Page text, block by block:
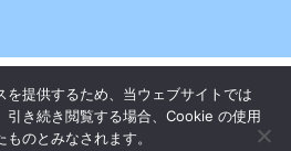
テクニカルトレード 小島塾
Reserved.
を提供するため、当ウェブサイトでは
き続き閲覧する場合、Cookie の使用
ものとみなされます。